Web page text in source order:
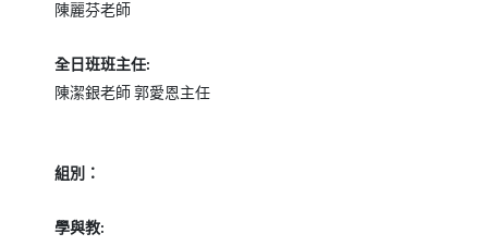
陳麗芬老師
全日班班主任:
陳潔銀老師 郭愛恩主任
組別：
學與教: